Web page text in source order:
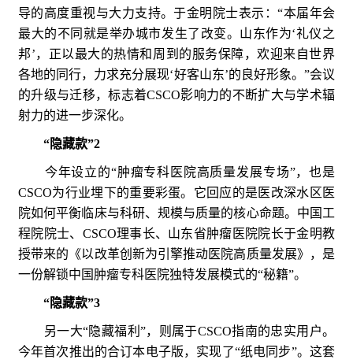
导的高度重视与大力支持。于金明院士表示：“本届年会
最大的不同就是举办城市发生了改变。山东作为‘礼仪之
邦’，正以最大的热情和周到的服务保障，欢迎来自世界
各地的同行，力求充分展现‘好客山东’的良好形象。”会议
的升级与迁移，标志着CSCO影响力的不断扩大与学术辐
射力的进一步深化。
“隐藏款”2
今年设立的“肿瘤专科医院高质量发展专场”，也是
CSCO为行业埋下的重要彩蛋。它回应的是医改深水区医
院如何平衡临床与科研、规模与质量的核心命题。中国工
程院院士、CSCO理事长、山东省肿瘤医院院长于金明教
授带来的《以改革创新为引擎推动医院高质量发展》，是
一份解锁中国肿瘤专科医院独特发展模式的“秘籍”。
“隐藏款”3
另一大“隐藏福利”，则属于CSCO指南的忠实用户。
今年首次推出的合订本电子版，实现了“纸电同步”。这套